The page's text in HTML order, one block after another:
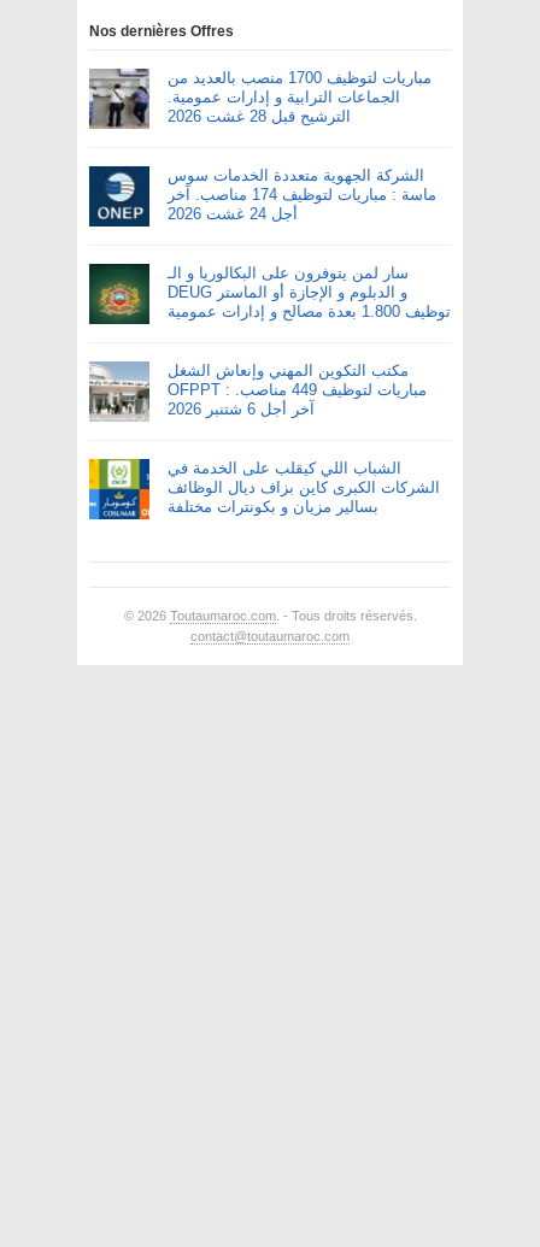
Nos dernières Offres
مباريات لتوظيف 1700 منصب بالعديد من
الجماعات الترابية و إدارات عمومية.
الترشيح قبل 28 غشت 2026
الشركة الجهوية متعددة الخدمات سوس
ماسة : مباريات لتوظيف 174 مناصب. آخر
أجل 24 غشت 2026
سار لمن يتوفرون على البكالوريا و الـ
DEUG و الدبلوم و الإجازة أو الماستر
توظيف 1.800 بعدة مصالح و إدارات عمومية
مكتب التكوين المهني وإنعاش الشغل
OFPPT : مباريات لتوظيف 449 مناصب.
آخر أجل 6 شتنبر 2026
الشباب اللي كيقلب على الخدمة في
الشركات الكبرى كاين بزاف ديال الوظائف
بسالير مزيان و بكونترات مختلفة
© 2026 Toutaumaroc.com. - Tous droits réservés.
contact@toutaumaroc.com